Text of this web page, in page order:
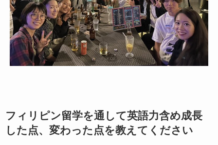
フィリピン留学を通して英語力含め成長
した点、変わった点を教えてください